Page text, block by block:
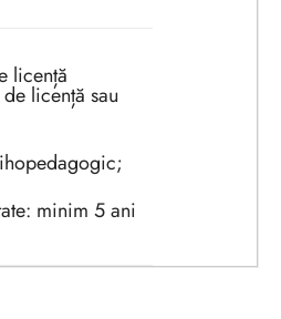
licență
licență sau
minim 5 ani